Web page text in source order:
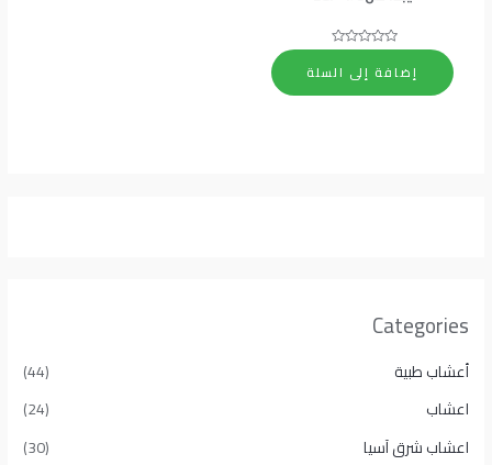
Categories
أعشاب طبية
(44)
اعشاب
(24)
اعشاب شرق آسيا
(30)
التقييم
0
إضافة إلى السلة